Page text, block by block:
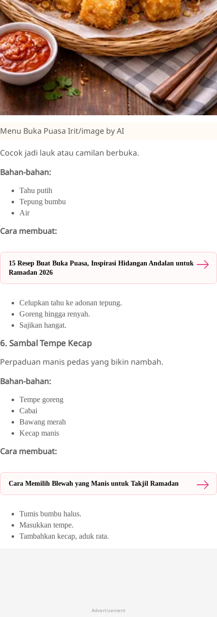
Menu Buka Puasa Irit/image by AI
Cocok jadi lauk atau camilan berbuka.
Bahan-bahan:
Tahu putih
Tepung bumbu
Air
Cara membuat:
15 Resep Buat Buka Puasa, Inspirasi Hidangan Andalan untuk
Ramadan 2026
Celupkan tahu ke adonan tepung.
Goreng hingga renyah.
Sajikan hangat.
6. Sambal Tempe Kecap
Perpaduan manis pedas yang bikin nambah.
Bahan-bahan:
Tempe goreng
Cabai
Bawang merah
Kecap manis
Cara membuat:
Cara Memilih Blewah yang Manis untuk Takjil Ramadan
Tumis bumbu halus.
Masukkan tempe.
Tambahkan kecap, aduk rata.
Advertisement